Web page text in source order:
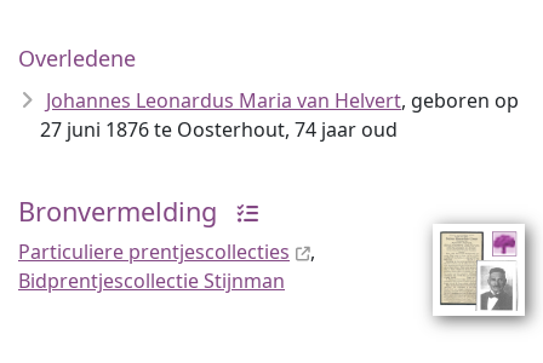
Overledene
Johannes Leonardus Maria van Helvert, geboren op
27 juni 1876 te Oosterhout, 74 jaar oud
Bronvermelding
Particuliere prentjescollecties
,
Bidprentjescollectie Stijnman